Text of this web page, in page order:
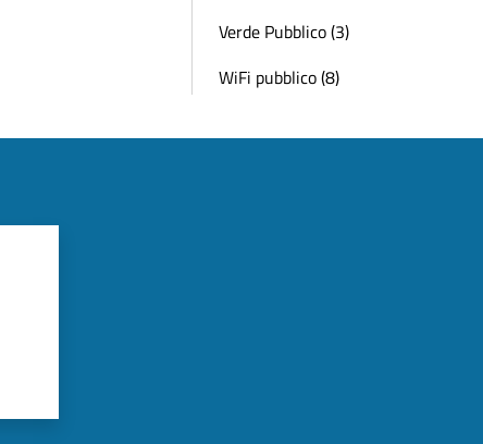
Verde Pubblico (3)
WiFi pubblico (8)